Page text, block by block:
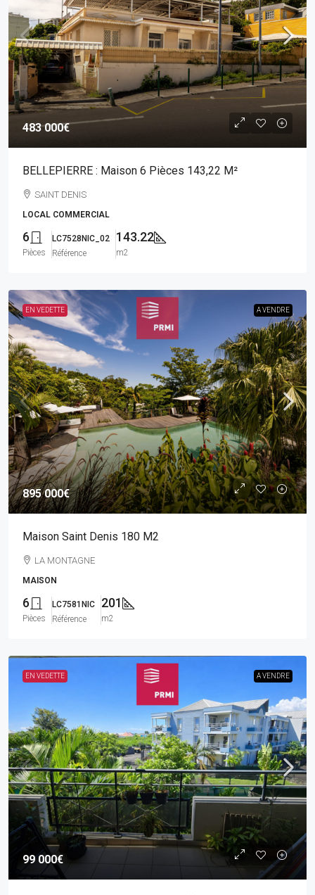
483 000€
BELLEPIERRE : Maison 6 Pièces 143,22 M²
SAINT DENIS
LOCAL COMMERCIAL
6
Pièces
LC7528NIC_02
Référence
143.22
m2
EN VEDETTE A VENDRE
895 000€
Maison Saint Denis 180 M2
LA MONTAGNE
MAISON
6
Pièces
LC7581NIC
Référence
201
m2
EN VEDETTE A VENDRE
99 000€